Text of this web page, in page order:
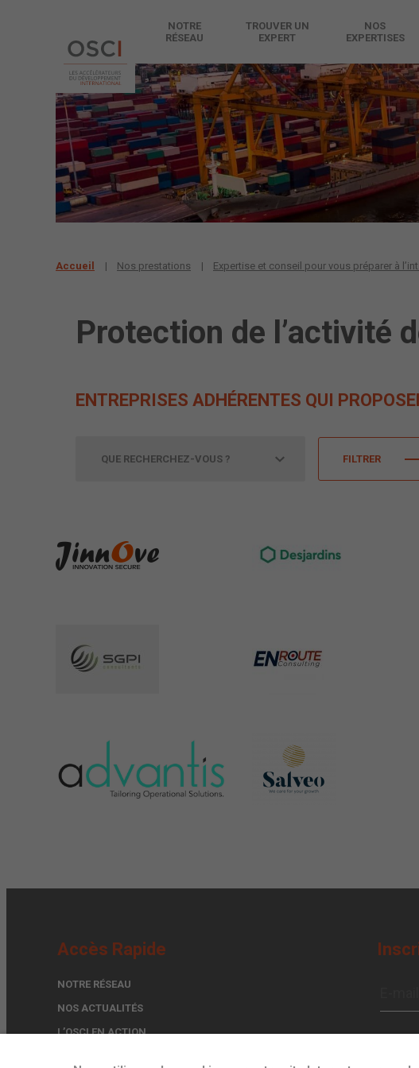
NOTRE
RÉSEAU
TROUVER UN
EXPERT
NOS
EXPERTISES
Accueil Nos prestations Expertise et conseil pour vous préparer à
Protection de l’activité
ENTREPRISES ADHÉRENTES QUI
FILTRER
Accès Rapide
NOTRE RÉSEAU
NOS ACTUALITÉS
L’OSCI EN ACTION